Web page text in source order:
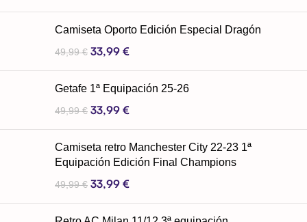
Camiseta Oporto Edición Especial Dragón
49,99€ 33,99 €
Getafe 1ª Equipación 25-26
49,99€ 33,99 €
Camiseta retro Manchester City 22-23 1ª
Equipación Edición Final Champions
49,99€ 33,99 €